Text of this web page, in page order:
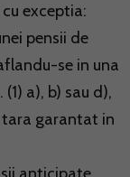
exceptia:
pensii de
se in una
a), b) sau d),
garantat in